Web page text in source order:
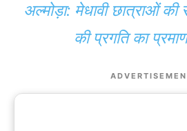
अल्मोड़ा: मेधावी छात्राओं की
की प्रगति का